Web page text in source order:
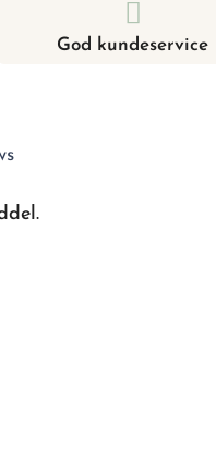
God kundeservice